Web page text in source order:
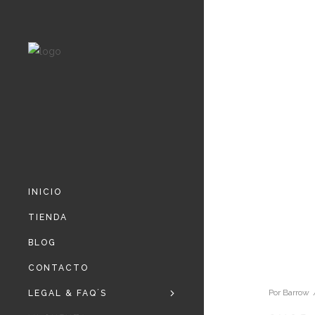
INICIO
TIENDA
BLOG
CONTACTO
LEGAL & FAQ´S Por Barrow